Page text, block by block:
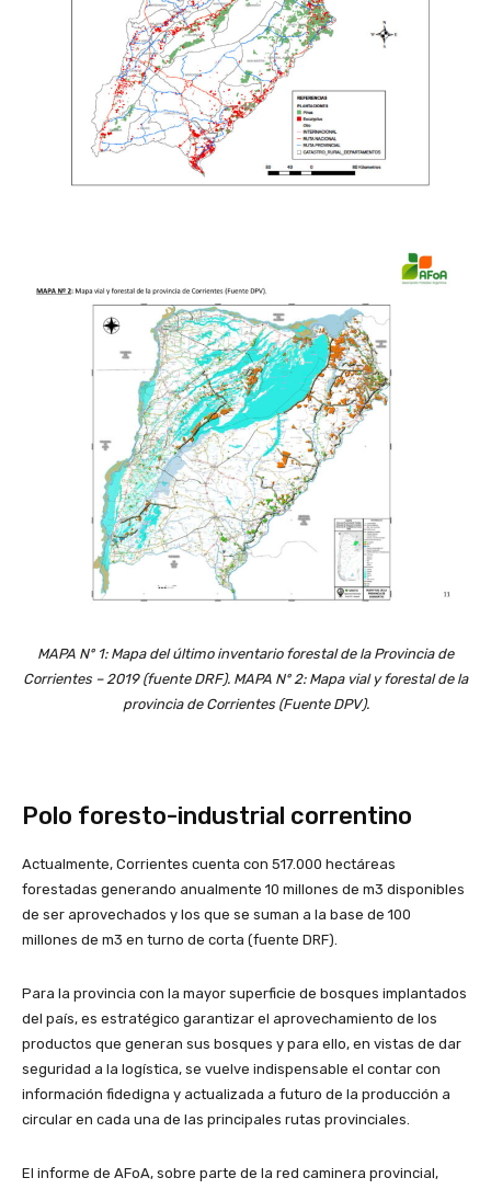
MAPA Nº 1: Mapa del último inventario forestal de la Provincia de
Corrientes – 2019 (fuente DRF). MAPA Nº 2: Mapa vial y forestal de la
provincia de Corrientes (Fuente DPV).
Polo foresto-industrial correntino
Actualmente, Corrientes cuenta con 517.000 hectáreas
forestadas generando anualmente 10 millones de m3 disponibles
de ser aprovechados y los que se suman a la base de 100
millones de m3 en turno de corta (fuente DRF).
Para la provincia con la mayor superficie de bosques implantados
del país, es estratégico garantizar el aprovechamiento de los
productos que generan sus bosques y para ello, en vistas de dar
seguridad a la logística, se vuelve indispensable el contar con
información fidedigna y actualizada a futuro de la producción a
circular en cada una de las principales rutas provinciales.
El informe de AFoA, sobre parte de la red caminera provincial,